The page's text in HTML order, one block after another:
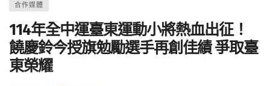
合作媒體
114年全中運臺東運動小將熱血出征！
饒慶鈴今授旗勉勵選手再創佳績 爭取臺
東榮耀